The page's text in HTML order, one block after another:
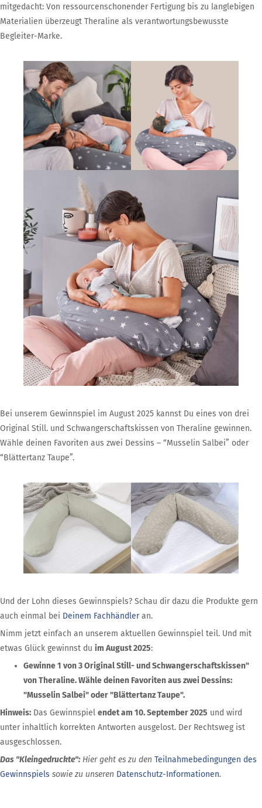
mitgedacht: Von ressourcenschonender Fertigung bis zu langlebigen
Materialien überzeugt Theraline als verantwortungsbewusste
Begleiter-Marke.
Bei unserem Gewinnspiel im August 2025 kannst Du eines von drei
Original Still. und Schwangerschaftskissen von Theraline gewinnen.
Wähle deinen Favoriten aus zwei Dessins – “Musselin Salbei” oder
“Blättertanz Taupe”.
Und der Lohn dieses Gewinnspiels? Schau dir dazu die Produkte gern
auch einmal bei Deinem Fachhändleran.
Nimm jetzt einfach an unserem aktuellen Gewinnspiel teil. Und mit
etwas Glück gewinnst du im August 2025:
Gewinne 1 von 3 Original Still- und Schwangerschaftskissen"
von Theraline. Wähle deinen Favoriten aus zwei Dessins:
"Musselin Salbei" oder "Blättertanz Taupe".
Hinweis: Das Gewinnspiel endet am 10. September 2025 und wird
unter inhaltlich korrekten Antworten ausgelost. Der Rechtsweg ist
ausgeschlossen.
Das "Kleingedruckte":Hier geht es zu den Teilnahmebedingungen des
Gewinnspiels sowie zu unseren Datenschutz-Informationen.